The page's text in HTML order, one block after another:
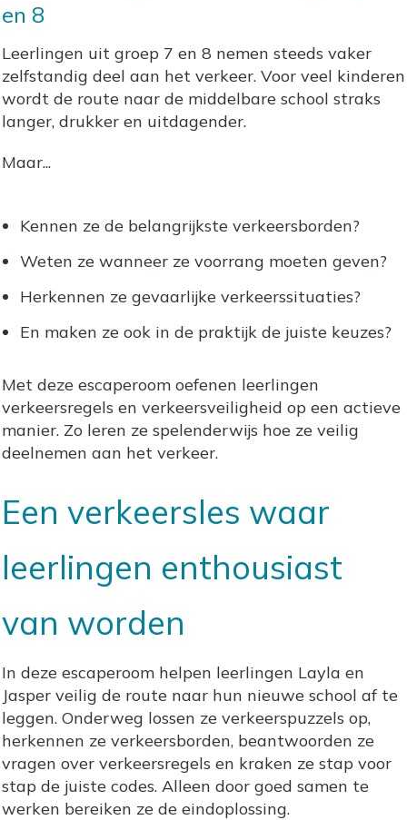
en 8
Leerlingen uit groep 7 en 8 nemen steeds vaker
zelfstandig deel aan het verkeer. Voor veel kinderen
wordt de route naar de middelbare school straks
langer, drukker en uitdagender.
Maar...
Kennen ze de belangrijkste verkeersborden?
Weten ze wanneer ze voorrang moeten geven?
Herkennen ze gevaarlijke verkeerssituaties?
En maken ze ook in de praktijk de juiste keuzes?
Met deze escaperoom oefenen leerlingen
verkeersregels en verkeersveiligheid op een actieve
manier. Zo leren ze spelenderwijs hoe ze veilig
deelnemen aan het verkeer.
Een verkeersles waar
leerlingen enthousiast
van worden
In deze escaperoom helpen leerlingen Layla en
Jasper veilig de route naar hun nieuwe school af te
leggen. Onderweg lossen ze verkeerspuzzels op,
herkennen ze verkeersborden, beantwoorden ze
vragen over verkeersregels en kraken ze stap voor
stap de juiste codes. Alleen door goed samen te
werken bereiken ze de eindoplossing.